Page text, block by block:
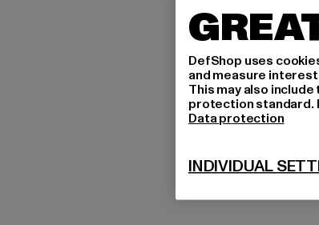
DefShop uses
and measure
This may also
protection standard.
Data protection
INDIVIDUAL